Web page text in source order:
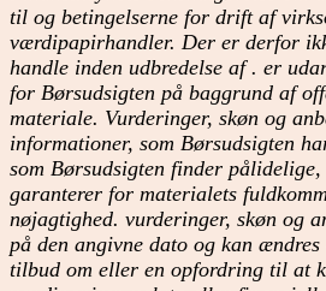
til og betingelserne for drift af
værdipapirhandler. Der er derfor
handle inden udbredelse af . er
for Børsudsigten på baggrund af
materiale. Vurderinger, skøn og
informationer, som Børsudsigten
som Børsudsigten finder pålidelige,
garanterer for materialets
nøjagtighed. vurderinger, skøn og
på den angivne dato og kan
tilbud om eller en opfordring til at